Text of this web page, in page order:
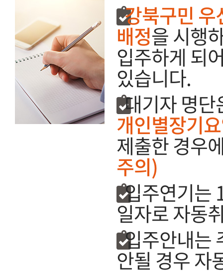
강북구민 우
배정을 시행
입주하게 되
있습니다.
대기자 명
개인별장기
제출한 경우
주의)
입주연기는
일자로 자동
입주안내는
안될 경우 자